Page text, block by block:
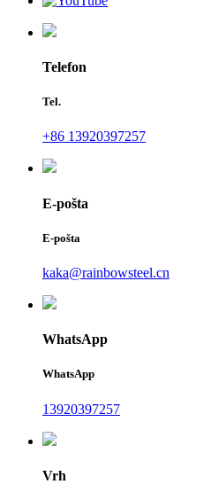
Telefon
Tel.
+86 13920397257
E-pošta
E-pošta
kaka@rainbowsteel.cn
WhatsApp
WhatsApp
13920397257
Vrh